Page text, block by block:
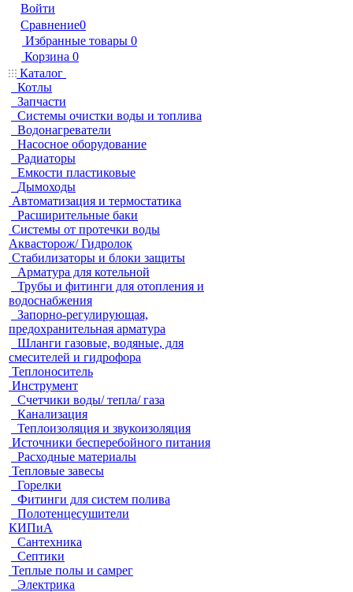
Войти
Сравнение0
Избранные товары 0
Корзина 0
Каталог
Котлы
Запчасти
Системы очистки воды и топлива
Водонагреватели
Насосное оборудование
Радиаторы
Емкости пластиковые
Дымоходы
Автоматизация и термостатика
Расширительные баки
Системы от протечки воды
Аквасторож/ Гидролок
Стабилизаторы и блоки защиты
Арматура для котельной
Трубы и фитинги для отопления и
водоснабжения
Запорно-регулирующая,
предохранительная арматура
Шланги газовые, водяные, для
смесителей и гидрофора
Теплоноситель
Инструмент
Счетчики воды/ тепла/ газа
Канализация
Теплоизоляция и звукоизоляция
Источники бесперебойного питания
Расходные материалы
Тепловые завесы
Горелки
Фитинги для систем полива
Полотенцесушители
КИПиА
Сантехника
Септики
Теплые полы и самрег
Электрика